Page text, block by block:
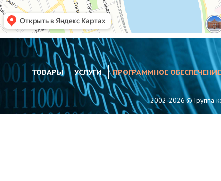
ТОВАРЫ УСЛУГИ ПРОГРАММНОЕ ОБЕСПЕЧЕНИЕ
2002-2026 © Группа